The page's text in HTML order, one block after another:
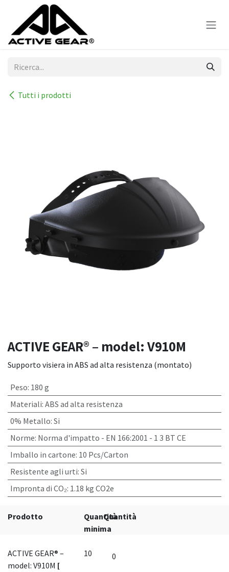
Passa al contenuto
Tutti i prodotti
ACTIVE GEAR® – model: V910M
Supporto visiera in ABS ad alta resistenza (montato)
Peso: 180 g
Materiali: ABS ad alta resistenza
0% Metallo: Si
Norme: Norma d'impatto - EN 166:2001 - 1 3 BT CE
Imballo in cartone: 10 Pcs/Carton
Resistente agli urti: Si
Impronta di CO₂: 1.18 kg CO2e
Prodotto
Quantità
minima
Quantità
ACTIVE GEAR® –
model: V910M [
10